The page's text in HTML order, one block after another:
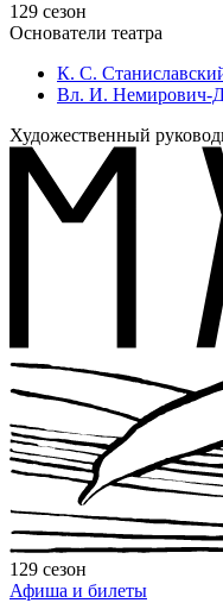
129 сезон
Основатели театра
К. С.
Вл. И. Немирович-
Художественный
129 сезон
Афиша и билеты